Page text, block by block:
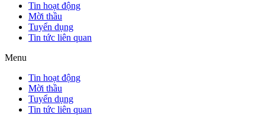
Tin hoạt động
Mời thầu
Tuyển dụng
Tin tức liên quan
Menu
Tin hoạt động
Mời thầu
Tuyển dụng
Tin tức liên quan